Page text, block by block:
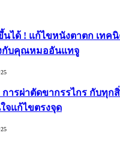
นได้ ! แก้ไขหนังตาตก เทค
กับคุณหมออันแทจู
การผ่าตัดขากรรไกร กับทุ
จแก้ไขตรงจุด